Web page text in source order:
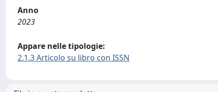
Anno
2023
Appare nelle tipologie:
2.1.3 Articolo su libro con ISSN